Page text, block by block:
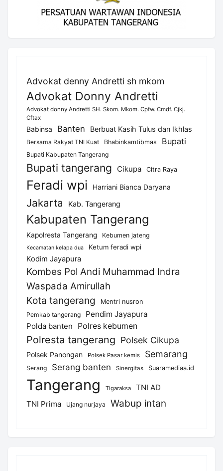
Advokat denny Andretti sh mkom
Advokat Donny Andretti
Advokat donny Andretti SH. Skom. Mkom. Cpfw. Cmdf. Cjkj.
Cftax
Babinsa Banten Berbuat Kasih Tulus dan Ikhlas
Bersama Rakyat TNI Kuat Bhabinkamtibmas Bupati
Bupati Kabupaten Tangerang
Bupati tangerang Cikupa Citra Raya
Feradi wpi Harriani Bianca Daryana
Jakarta Kab. Tangerang
Kabupaten Tangerang
Kapolresta Tangerang Kebumen jateng
Kecamatan kelapa dua Ketum feradi wpi
Kodim Jayapura
Kombes Pol Andi Muhammad Indra
Waspada Amirullah
Kota tangerang
Mentri nusron
Pemkab tangerang
Pendim Jayapura
Polda banten
Polres kebumen
Polresta tangerang Polsek Cikupa
Polsek Panongan Polsek Pasar kemis Semarang
Serang Serang banten Sinergitas Suaramediaa.id
Tangerang Tigaraksa
TNI AD
TNI Prima
Ujang nurjaya Wabup intan